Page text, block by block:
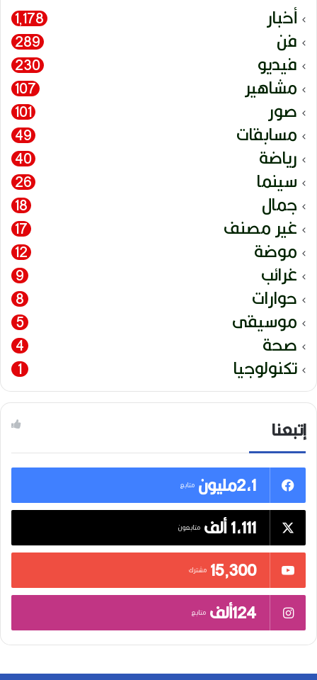
أخبار 1٬178
فن 289
فيديو 230
مشاهير 107
صور 101
مسابقات 49
رياضة 40
سينما 26
جمال 18
غير مصنف 17
موضة 12
غرائب 9
حوارات 8
موسيقى 5
صحة 4
تكنولوجيا 1
إتبعنا
2,1مليون
متابع
1,111 ألف متابعون
15٬300 مشترك
124ألف متابع